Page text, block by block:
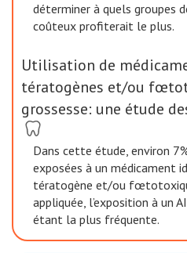
déterminer à quels groupes
coûteux profiterait le plus.
Utilisation de
tératogènes et/ou
grossesse: une étude
Dans cette étude, environ
exposées à un médicament
tératogène et/ou
appliquée, l’exposition à un
étant la plus fréquente.